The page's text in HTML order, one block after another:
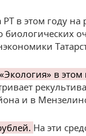
в этом году на
биологических
в этом
и в
На эти